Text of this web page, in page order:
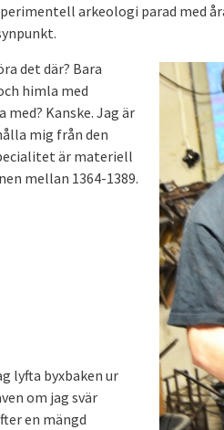
arkeologi parad med
det där? Bara
himla med
Kanske. Jag är
mig från den
är materiell
mellan 1364-1389.
lyfta byxbaken ur
om jag svär
en mängd